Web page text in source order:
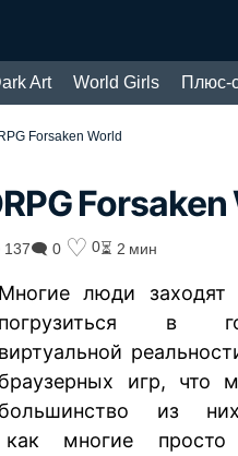
Art World Girls Плюс-
Forsaken World
🗨 0 ♡ 0⏳ 2 мин
Многие люди заходят
погрузиться в
виртуальной
браузерных игр, что
большинство из
многие просто